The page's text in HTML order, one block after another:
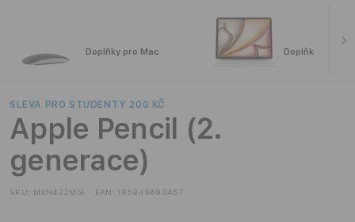
Doplňky pro Mac Doplňky pro
SLEVA PRO STUDENTY 200 KČ
Apple Pencil (2.
generace)
SKU: MXN43ZM/A EAN: 195949690457